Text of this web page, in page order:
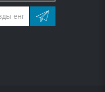
Оставьте
это
поле